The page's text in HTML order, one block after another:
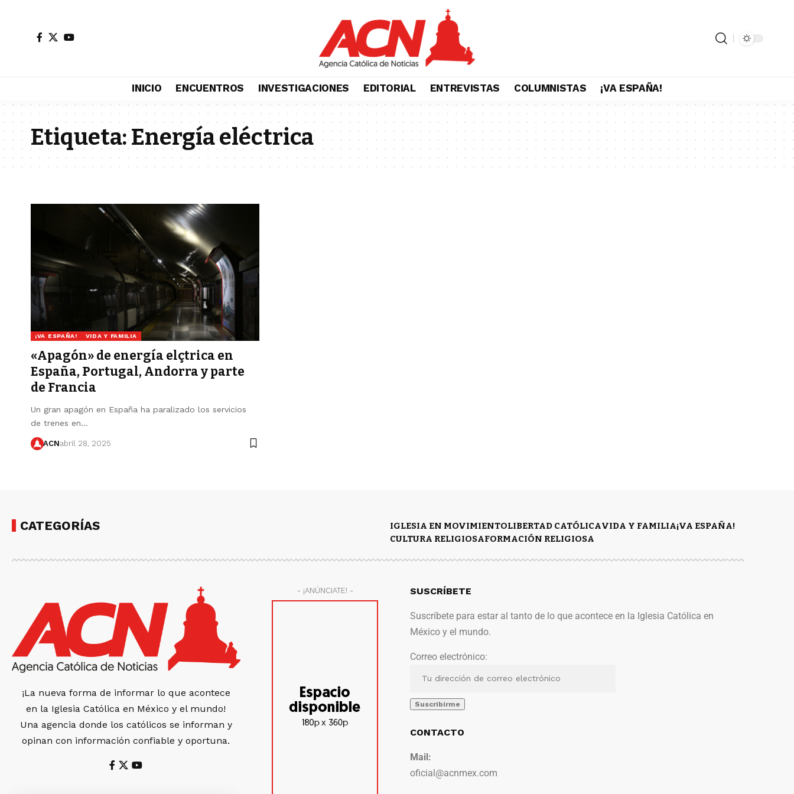
INICIO ENCUENTROS INVESTIGACIONES EDITORIAL ENTREVISTAS COLUMNISTAS ¡VA ESPAÑA!
Etiqueta:Energía eléctrica
¡VA ESPAÑA! VIDA Y FAMILIA
«Apagón» de energía elçtrica en
España, Portugal, Andorra y parte
de Francia
Un gran apagón en España ha paralizado los servicios
de trenes en…
ACNabril 28, 2025
CATEGORÍAS IGLESIA EN MOVIMIENTOLIBERTAD CATÓLICAVIDA Y FAMILIA¡VA ESPAÑA!
CULTURA RELIGIOSAFORMACIÓN RELIGIOSA
¡La nueva forma de informar lo que acontece
en la Iglesia Católica en México y el mundo!
Una agencia donde los católicos se informan y
opinan con información confiable y oportuna.
- ¡ANÚNCIATE! - SUSCRÍBETE
Suscríbete para estar al tanto de lo que acontece en la Iglesia Católica en
México y el mundo.
Correo electrónico:
CONTACTO
Mail:
oficial@acnmex.com